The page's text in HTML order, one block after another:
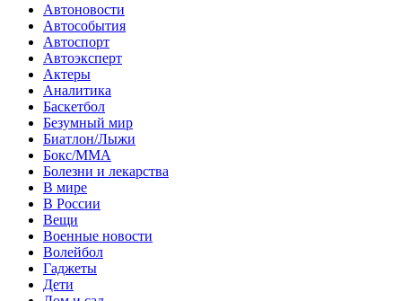
Автоновости
Автособытия
Автоспорт
Автоэксперт
Актеры
Аналитика
Баскетбол
Безумный мир
Биатлон/Лыжи
Бокс/MMA
Болезни и лекарства
В мире
В России
Вещи
Военные новости
Волейбол
Гаджеты
Дети